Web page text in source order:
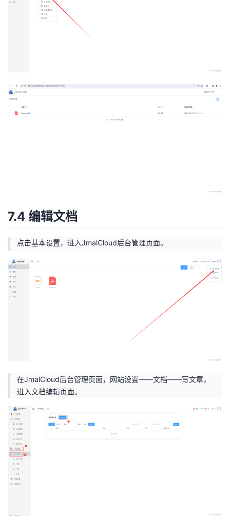
7.4 编辑文档
点击基本设置，进入JmalCloud后台管理页面。
在JmalCloud后台管理页面，网站设置——文档——写文章，
进入文档编辑页面。